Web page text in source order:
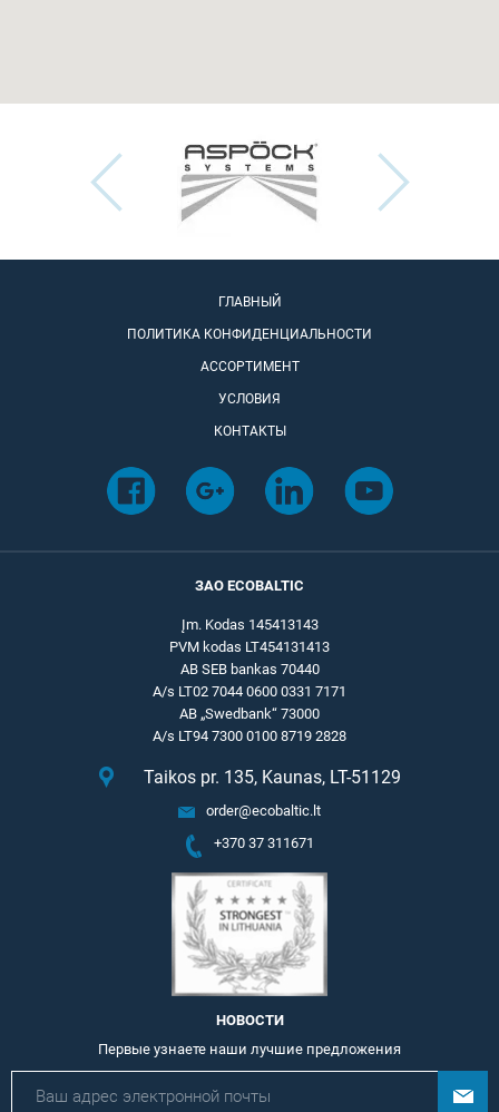
ГЛАВНЫЙ
ПОЛИТИКА КОНФИДЕНЦИАЛЬНОСТИ
АССОРТИМЕНТ
УСЛОВИЯ
КОНТАКТЫ
ЗАО ECOBALTIC
Įm. Kodas 145413143
PVM kodas LT454131413
AB SEB bankas 70440
A/s LT02 7044 0600 0331 7171
AB „Swedbank“ 73000
A/s LT94 7300 0100 8719 2828
Taikos pr. 135, Kaunas, LT-51129
order@ecobaltic.lt
+370 37 311671
НОВОСТИ
Первые узнаете наши лучшие предложения